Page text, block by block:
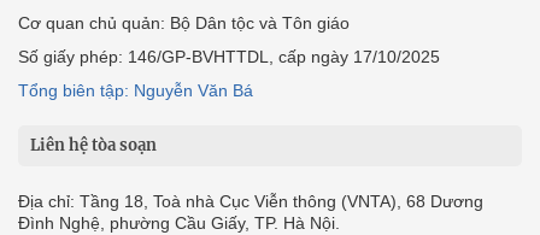
Cơ quan chủ quản: Bộ Dân tộc và Tôn giáo
Số giấy phép: 146/GP-BVHTTDL, cấp ngày 17/10/2025
Tổng biên tập: Nguyễn Văn Bá
Liên hệ tòa soạn
Địa chỉ: Tầng 18, Toà nhà Cục Viễn thông (VNTA), 68 Dương
Đình Nghệ, phường Cầu Giấy, TP. Hà Nội.